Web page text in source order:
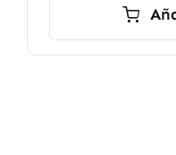
era:
es: